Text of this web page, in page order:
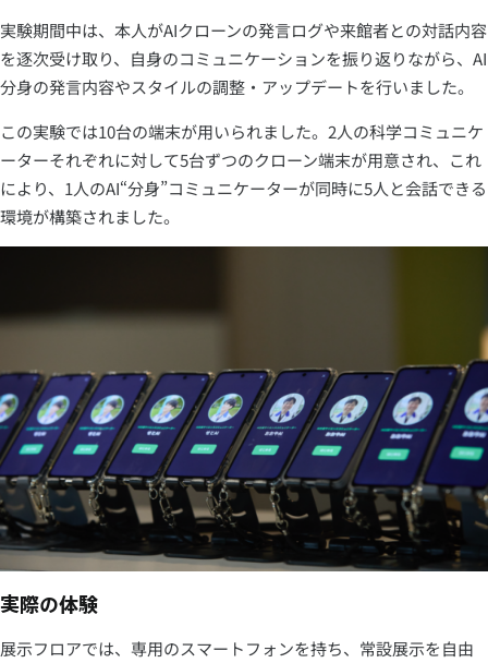
実験期間中は、本人がAIクローンの発言ログや来館者との対話内容
を逐次受け取り、自身のコミュニケーションを振り返りながら、AI
分身の発言内容やスタイルの調整・アップデートを行いました。
この実験では10台の端末が用いられました。2人の科学コミュニケ
ーターそれぞれに対して5台ずつのクローン端末が用意され、これ
により、1人のAI“分身”コミュニケーターが同時に5人と会話できる
環境が構築されました。
実際の体験
展示フロアでは、専用のスマートフォンを持ち、常設展示を自由